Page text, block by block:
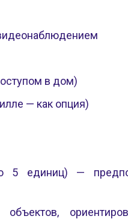
в дом)
— как опция)
5 единиц) —